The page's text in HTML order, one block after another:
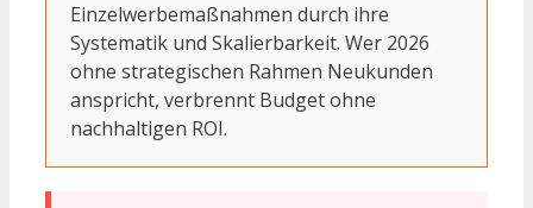
Einzelwerbemaßnahmen durch ihre
Systematik und Skalierbarkeit. Wer 2026
ohne strategischen Rahmen Neukunden
anspricht, verbrennt Budget ohne
nachhaltigen ROI.